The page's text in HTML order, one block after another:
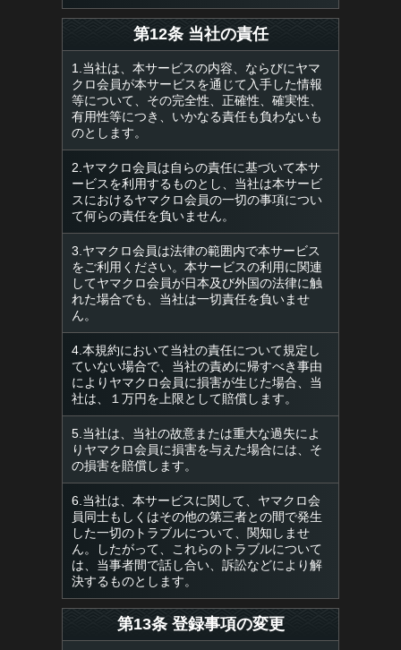
第12条 当社の責任
1.当社は、本サービスの内容、ならびにヤマ
クロ会員が本サービスを通じて入手した情報
等について、その完全性、正確性、確実性、
有用性等につき、いかなる責任も負わないも
のとします。
2.ヤマクロ会員は自らの責任に基づいて本サ
ービスを利用するものとし、当社は本サービ
スにおけるヤマクロ会員の一切の事項につい
て何らの責任を負いません。
3.ヤマクロ会員は法律の範囲内で本サービス
をご利用ください。本サービスの利用に関連
してヤマクロ会員が日本及び外国の法律に触
れた場合でも、当社は一切責任を負いませ
ん。
4.本規約において当社の責任について規定し
ていない場合で、当社の責めに帰すべき事由
によりヤマクロ会員に損害が生じた場合、当
社は、１万円を上限として賠償します。
5.当社は、当社の故意または重大な過失によ
りヤマクロ会員に損害を与えた場合には、そ
の損害を賠償します。
6.当社は、本サービスに関して、ヤマクロ会
員同士もしくはその他の第三者との間で発生
した一切のトラブルについて、関知しませ
ん。したがって、これらのトラブルについて
は、当事者間で話し合い、訴訟などにより解
決するものとします。
第13条 登録事項の変更